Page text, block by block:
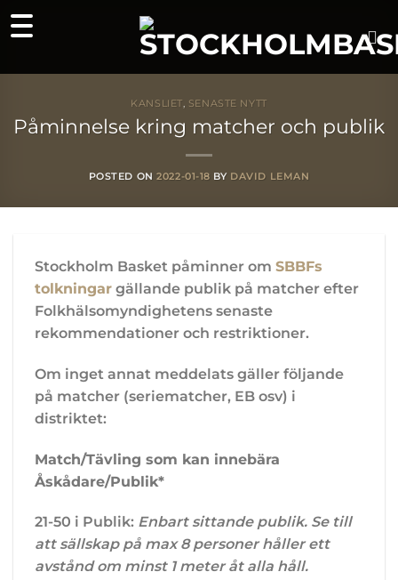
Skip
to
KANSLIET, SENASTE NYTT
Påminnelse kring matcher och publik
POSTED ON2022-01-18 BY DAVID LEMAN
Stockholm Basket påminner om SBBFs
tolkningar gällande publik på matcher efter
Folkhälsomyndighetens senaste
rekommendationer och restriktioner.
Om inget annat meddelats gäller följande
på matcher (seriematcher, EB osv) i
distriktet:
Match/Tävling som kan innebära
Åskådare/Publik*
21-50 i Publik: Enbart sittande publik. Se till
att sällskap på max 8 personer håller ett
avstånd om minst 1 meter åt alla håll.